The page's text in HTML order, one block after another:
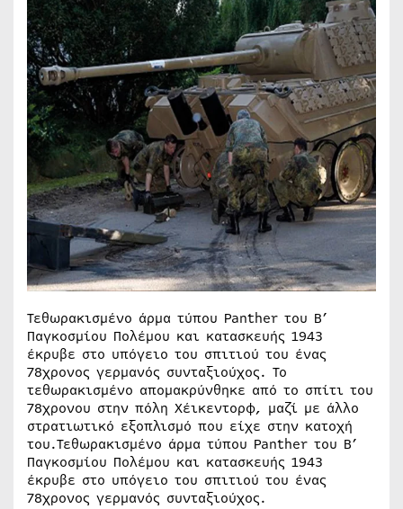
Τεθωρακισμένο άρμα τύπου Panther του Β’
Παγκοσμίου Πολέμου και κατασκευής 1943
έκρυβε στο υπόγειο του σπιτιού του ένας
78χρονος γερμανός συνταξιούχος. Το
τεθωρακισμένο απομακρύνθηκε από το σπίτι του
78χρονου στην πόλη Χέικεντορφ, μαζί με άλλο
στρατιωτικό εξοπλισμό που είχε στην κατοχή
του.Τεθωρακισμένο άρμα τύπου Panther του Β’
Παγκοσμίου Πολέμου και κατασκευής 1943
έκρυβε στο υπόγειο του σπιτιού του ένας
78χρονος γερμανός συνταξιούχος.